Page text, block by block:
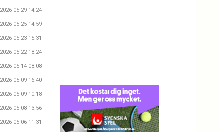
2026-05-29 14:24
2026-05-25 14:59
2026-05-23 15:31
2026-05-22 18:24
2026-05-14 08:08
2026-05-09 16:40
2026-05-09 10:18
2026-05-08 13:56
2026-05-06 11:31